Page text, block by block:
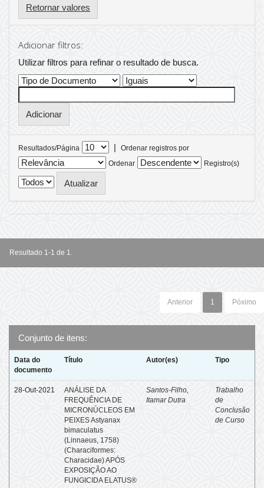
Retornar valores
Adicionar filtros:
Utilizar filtros para refinar o resultado de busca.
Resultados/Página |
Ordenar registros por
Ordenar
Registro(s)
Resultado 1-1 de 1.
Anterior 1 Póximo
Conjunto de itens:
Data do
documento
Título Autor(es) Tipo
28-Out-2021
ANÁLISE DA
FREQUÊNCIA DE
MICRONÚCLEOS EM
PEIXES Astyanax
bimaculatus
(Linnaeus, 1758)
(Characiformes:
Characidae) APÓS
EXPOSIÇÃO AO
FUNGICIDA ELATUS®
Santos-Filho,
Itamar Dutra
Trabalho
de
Conclusão
de Curso